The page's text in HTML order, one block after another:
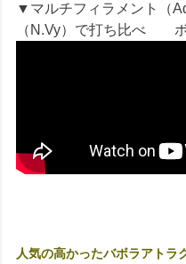
▼マルチフィラメント（
（N.Vy）で打ち比べ ボ
人気の高かったバボラアトラ